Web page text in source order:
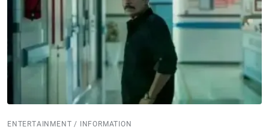
ENTERTAINMENT / INFORMATION